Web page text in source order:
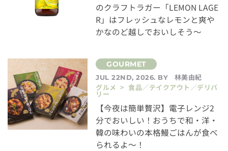
のクラフトラガー「LEMON LAGE
R」はフレッシュなレモンと爽や
かなのど越しでおいしそう～
JUL 22ND, 2026. BY
林美由紀
グルメ > 食品／テイクアウト／デリバ
リー
【今夜は簡単贅沢】電子レンジ2
分でおいしい！おうちで和・洋・
韓の味わいの本格鰻ごはんが食べ
られるよ～！